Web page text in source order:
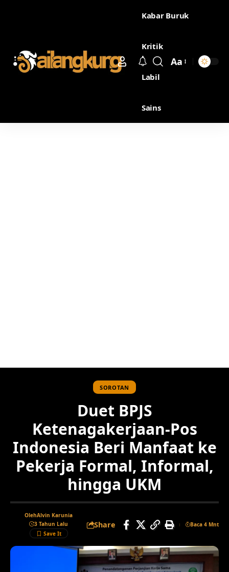
Kabar Buruk
Kritik
Labil
Sains
Aa
SOROTAN
Duet BPJS
Ketenagakerjaan-Pos
Indonesia Beri Manfaat ke
Pekerja Formal, Informal,
hingga UKM
OlehAlvin Karunia
3 Tahun Lalu
Share Baca 4 Mnt